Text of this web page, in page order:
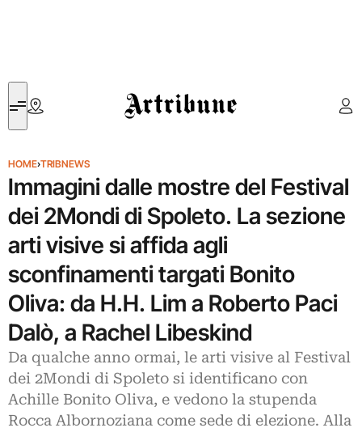
Artribune
HOME›TRIBNEWS
Immagini dalle mostre del Festival
dei 2Mondi di Spoleto. La sezione
arti visive si affida agli
sconfinamenti targati Bonito
Oliva: da H.H. Lim a Roberto Paci
Dalò, a Rachel Libeskind
Da qualche anno ormai, le arti visive al Festival
dei 2Mondi di Spoleto si identificano con
Achille Bonito Oliva, e vedono la stupenda
Rocca Albornoziana come sede di elezione. Alla